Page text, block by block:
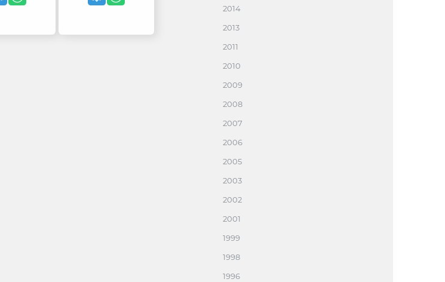
2014
2013
2011
2010
2009
2008
2007
2006
2005
2003
2002
2001
1999
1998
1996